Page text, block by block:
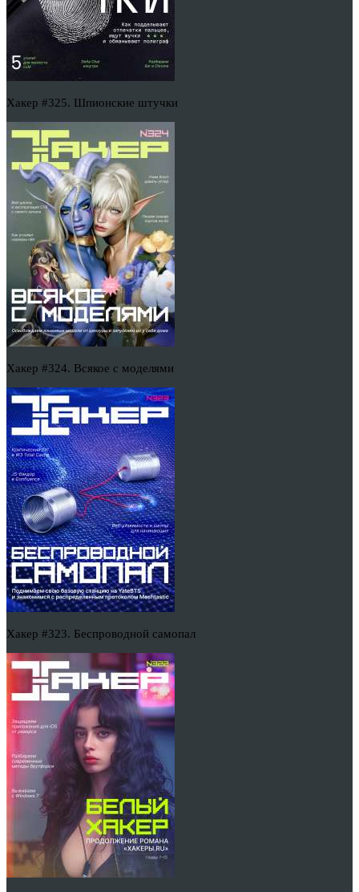
Хакер #325. Шпионские штучки
Хакер #324. Всякое с моделями
Хакер #323. Беспроводной самопал